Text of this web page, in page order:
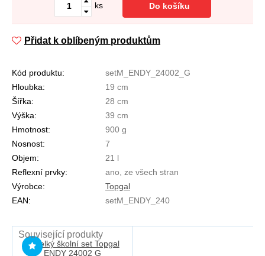
ks Do košíku
Přidat k oblíbeným produktům
Kód produktu:
setM_ENDY_24002_G
Hloubka:
19 cm
Šířka:
28 cm
Výška:
39 cm
Hmotnost:
900 g
Nosnost:
7
Objem:
21 l
Reflexní prvky:
ano, ze všech stran
Výrobce:
Topgal
EAN:
setM_ENDY_240
Související produkty